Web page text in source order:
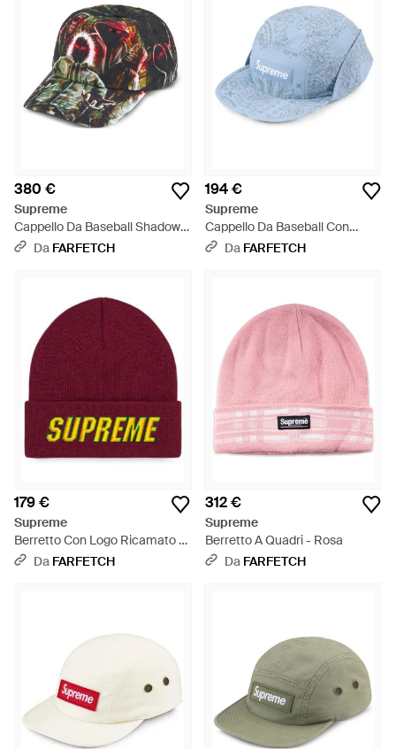
380 €
Supreme
Cappello Da Baseball Shadows
- Verde
Da FARFETCH
194 €
Supreme
Cappello Da Baseball Con
Stampa - Blu
Da FARFETCH
179 €
Supreme
Berretto Con Logo Ricamato -
Rosso
Da FARFETCH
312 €
Supreme
Berretto A Quadri - Rosa
Da FARFETCH